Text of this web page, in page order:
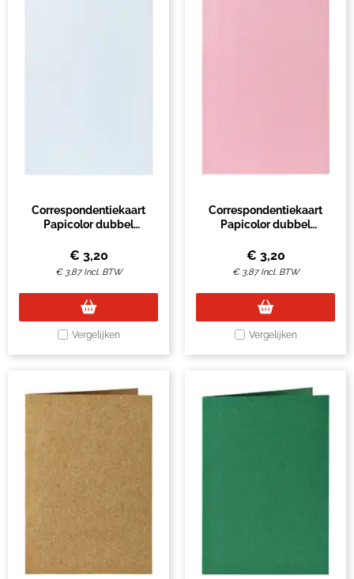
Correspondentiekaart
Papicolor dubbel
pak à 6 stuks
€ 3,20
€ 3,87 Incl. BTW
Vergelijken
Correspondentiekaart
Papicolor dubbel
à 6 stuks
€ 3,20
€ 3,87 Incl. BTW
Vergelijken